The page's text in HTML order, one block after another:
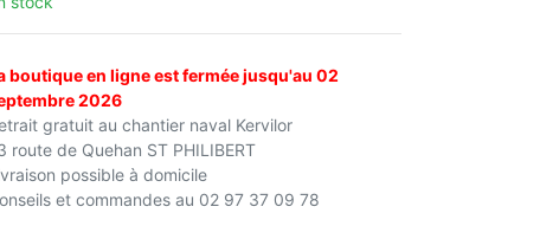
boutique en ligne est fermée jusqu'au 02
2026
gratuit au chantier naval Kervilor
route de Quehan ST PHILIBERT
possible à domicile
et commandes au 02 97 37 09 78